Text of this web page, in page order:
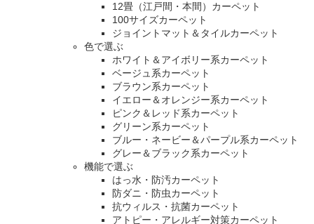
12畳（江戸間・本間）カーペット
100サイズカーペット
ジョイントマット＆タイルカーペット
色で選ぶ
ホワイト＆アイボリー系カーペット
ベージュ系カーペット
ブラウン系カーペット
イエロー＆オレンジー系カーペット
ピンク＆レッド系カーペット
グリーン系カーペット
ブルー・ネービー＆パープル系カーペット
グレー＆ブラック系カーペット
機能で選ぶ
はっ水・防汚カーペット
防ダニ・防虫カーペット
抗ウィルス・抗菌カーペット
アトピー・アレルギー対策カーペット